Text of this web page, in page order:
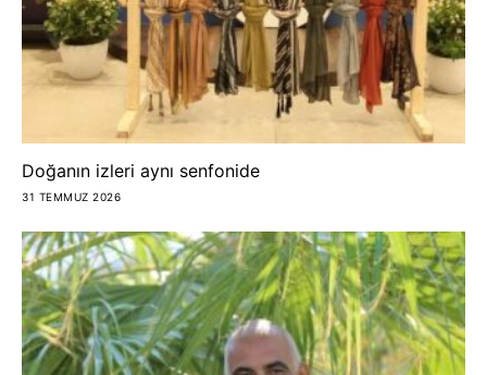
Doğanın izleri aynı senfonide
31 TEMMUZ 2026